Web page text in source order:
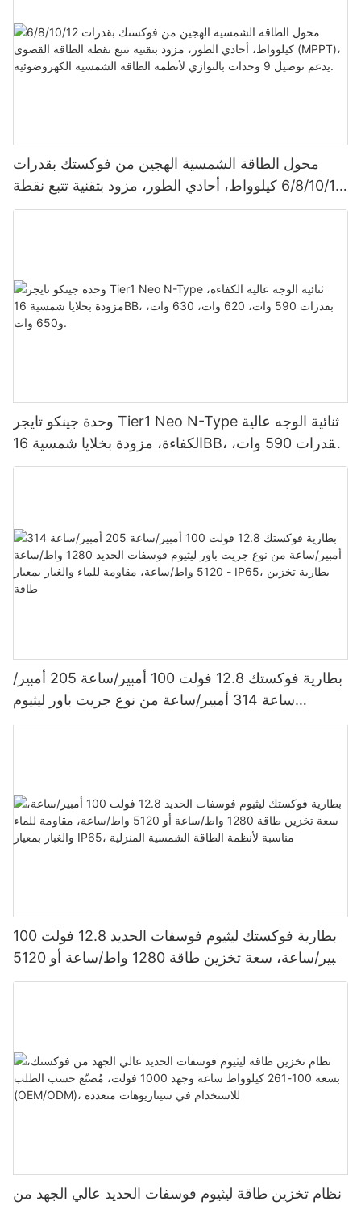
محول الطاقة الشمسية الهجين من فوكستك بقدرات
6/8/10/12 كيلوواط، أحادي الطور، مزود بتقنية تتبع نقطة
الطاقة القصوى (MPPT)، يدعم توصيل 9 وحدات بالتوازي
وحدة جينكو تايجر Tier1 Neo N-Type ثنائية الوجه عالية
الكفاءة، مزودة بخلايا شمسية 16BB، بقدرات 590 وات،
620 وات، 630 وات، و650 وات.
بطارية فوكستك 12.8 فولت 100 أمبير/ساعة 205 أمبير/
ساعة 314 أمبير/ساعة من نوع جريت باور ليثيوم
فوسفات الحديد 1280 واط/ساعة - 5120 واط/ساعة،
بطارية فوكستك ليثيوم فوسفات الحديد 12.8 فولت 100
أمبير/ساعة، سعة تخزين طاقة 1280 واط/ساعة أو 5120
واط/ساعة، مقاومة للماء والغبار بمعيار IP65، مناسبة
نظام تخزين طاقة ليثيوم فوسفات الحديد عالي الجهد من